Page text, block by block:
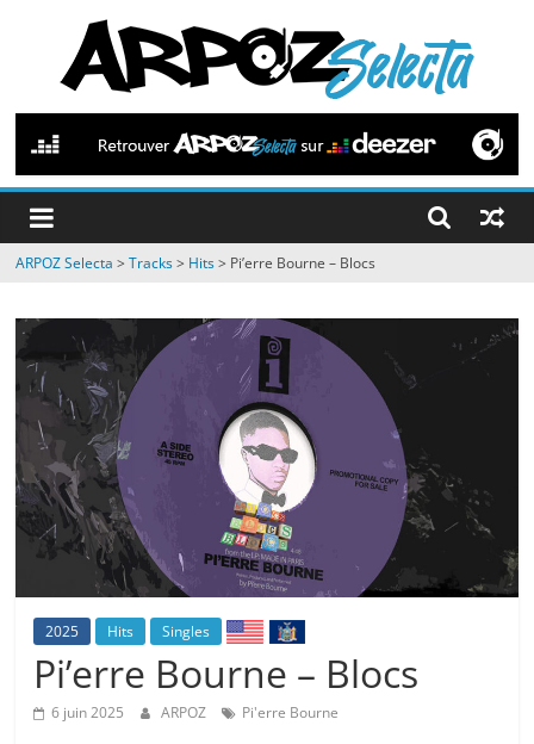
contenu
ARPOZ
Selecta
by
ARPOZ
BENNO
ARPOZ Selecta >Tracks> Hits> Pi’erre Bourne – Blocs
2025 Hits Singles
Pi’erre Bourne – Blocs
6 juin 2025 ARPOZ Pi'erre Bourne